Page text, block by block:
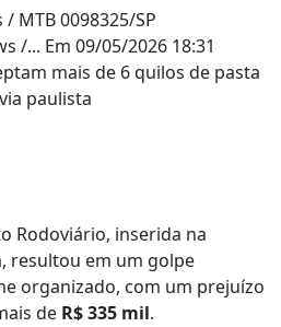
/... Em 09/05/2026 18:31
Rodoviário, inserida na
resultou em um golpe
organizado, com um prejuízo
de R$ 335 mil.